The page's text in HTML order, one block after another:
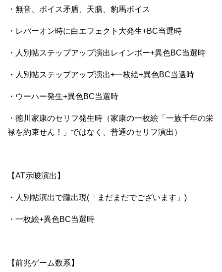
・無音、ボイス矛盾、天膳、豹馬ボイス
・レバーオン時に白エフェクト大発生+BC当選時
・人別帖ステップアップ演出レインボー+異色BC当選時
・人別帖ステップアップ演出+一枚絵+異色BC当選時
・ウーハー発生+異色BC当選時
・徳川家康のセリフ発生時（家康の一枚絵「一族千年の栄
禄を約束せん！」ではなく、普通のセリフ演出）
【AT示唆演出】
・人別帖演出で朧出現(「まだまだでございます」)
・一枚絵+異色BC当選時
【前兆ゲーム数系】